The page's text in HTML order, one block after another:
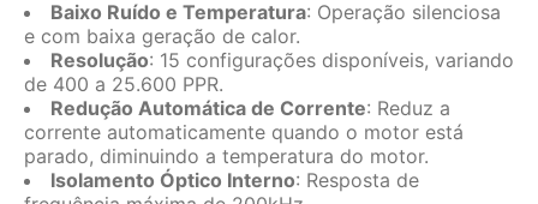
Baixo Ruído e Temperatura: Operação silenciosa
e com baixa geração de calor.
Resolução: 15 configurações disponíveis, variando
de 400 a 25.600 PPR.
Redução Automática de Corrente: Reduz a
corrente automaticamente quando o motor está
parado, diminuindo a temperatura do motor.
Isolamento Óptico Interno: Resposta de